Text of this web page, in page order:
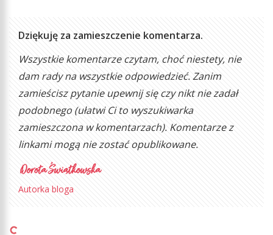
Dziękuję za zamieszczenie komentarza.
Wszystkie komentarze czytam, choć niestety, nie
dam rady na wszystkie odpowiedzieć. Zanim
zamieścisz pytanie upewnij się czy nikt nie zadał
podobnego (ułatwi Ci to wyszukiwarka
zamieszczona w komentarzach). Komentarze z
linkami mogą nie zostać opublikowane.
Autorka bloga